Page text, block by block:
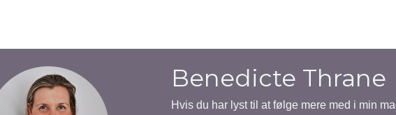
Benedicte Thrane
Hvis du har lyst til at følge mere med i min